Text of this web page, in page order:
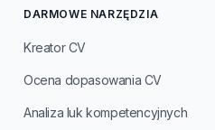
DARMOWE NARZĘDZIA
Kreator CV
Ocena dopasowania CV
Analiza luk kompetencyjnych